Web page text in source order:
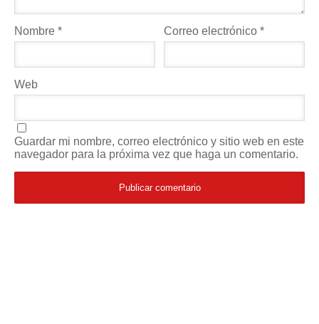
Nombre * Correo electrónico*
Web
Guardar mi nombre, correo electrónico y sitio web en este
navegador para la próxima vez que haga un comentario.